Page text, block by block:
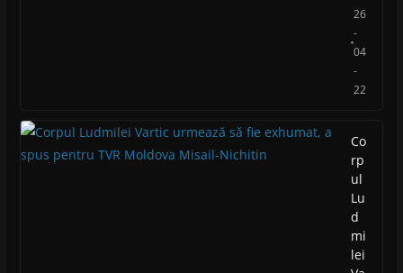
26
-
04
-
22
Co
rp
ul
Lu
d
mi
lei